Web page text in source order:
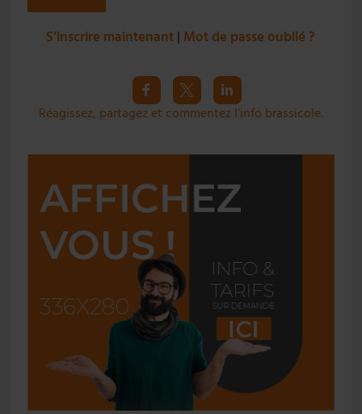
S’inscrire maintenant | Mot de passe oublié ?
Réagissez, partagez et commentez l’info brassicole.